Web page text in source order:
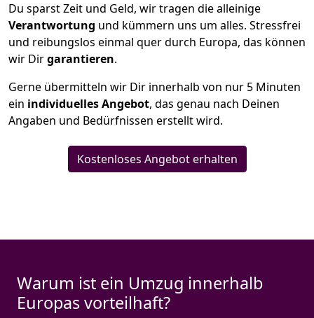
Du sparst Zeit und Geld, wir tragen die alleinige
Verantwortung und kümmern uns um alles. Stressfrei
und reibungslos einmal quer durch Europa, das können
wir Dirgarantieren.
Gerne übermitteln wir Dir innerhalb von nur 5 Minuten
ein individuelles Angebot, das genau nach Deinen
Angaben und Bedürfnissen erstellt wird.
Kostenloses Angebot erhalten
Warum ist ein Umzug innerhalb
Europas vorteilhaft?